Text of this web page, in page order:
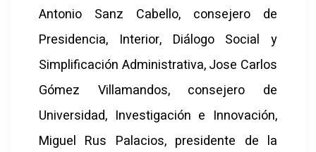
Antonio Sanz Cabello, consejero de
Presidencia, Interior, Diálogo Social y
Simplificación Administrativa, Jose Carlos
Gómez Villamandos, consejero de
Universidad, Investigación e Innovación,
Miguel Rus Palacios, presidente de la